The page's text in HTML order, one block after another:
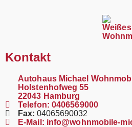
Kontakt
Autohaus Michael
Holstenhofweg 55
22043 Hamburg
Telefon: 0406569000
Fax: 04065690032
E-Mail: info@wohnmobile-